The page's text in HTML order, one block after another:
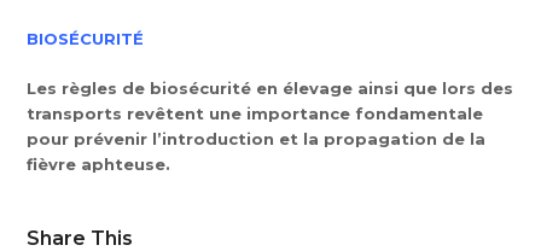
BIOSÉCURITÉ
Les règles de biosécurité en élevage ainsi que lors des
transports revêtent une importance fondamentale
pour prévenir l’introduction et la propagation de la
fièvre aphteuse.
Share This